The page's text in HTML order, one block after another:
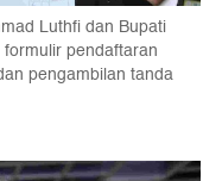
Luthfi dan Bupati
pendaftaran
pengambilan tanda